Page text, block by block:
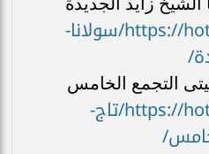
https://hotline.16547.net/سولانا-
التجمع الخامس
https://hotline.16547.net/تاج-